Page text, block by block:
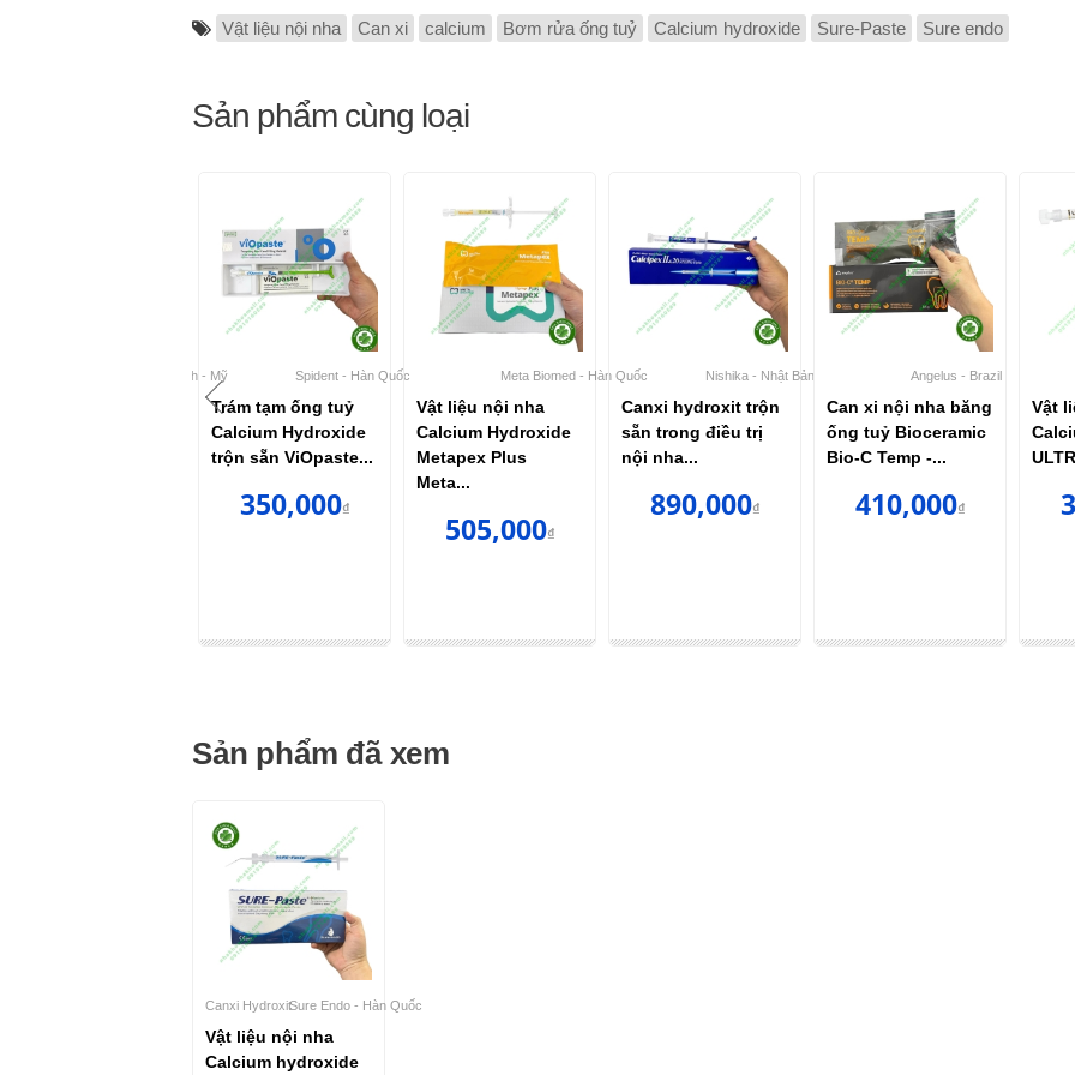
Vật liệu nội nha Can xi calcium Bơm rửa ống tuỷ Calcium hydroxide Sure-Paste Sure endo
Sản phẩm cùng loại
Dharma Research - Mỹ Spident - Hàn Quốc
Trám tạm ống tuỷ
Calcium Hydroxide
trộn sẵn ViOpaste...
350,000₫
Meta Biomed - Hàn Quốc
Vật liệu nội nha
Calcium Hydroxide
Metapex Plus
Meta...
505,000₫
Nishika - Nhật Bản
Canxi hydroxit trộn
sẵn trong điều trị
nội nha...
890,000₫
Angelus - Brazil
Can xi nội nha băng
ống tuỷ Bioceramic
Bio-C Temp -...
410,000₫
Vật
Sản phẩm đã xem
Canxi HydroxitSure Endo - Hàn Quốc
Vật liệu nội nha
Calcium hydroxide